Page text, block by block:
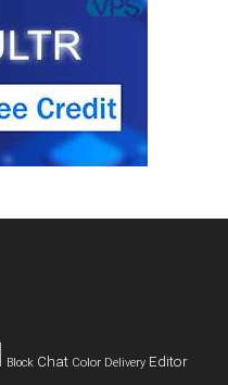
Block Chat Color Delivery Editor